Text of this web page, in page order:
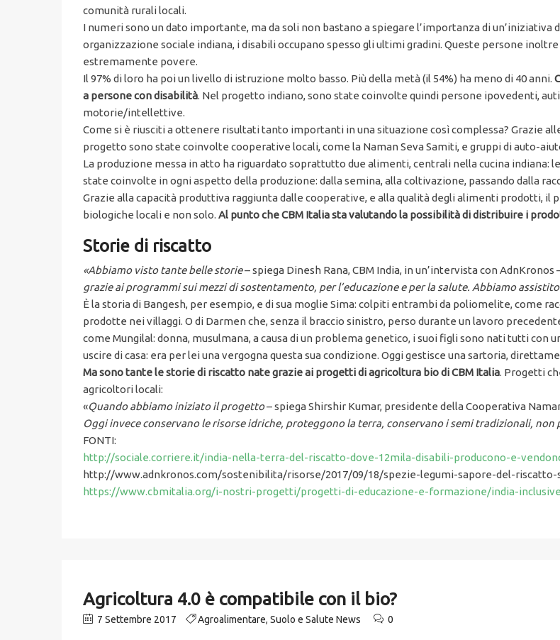
comunità rurali locali.
I numeri sono un dato importante, ma da soli non bastano a spiegare l’importanza di
organizzazione sociale indiana, i disabili occupano spesso gli ultimi gradini. Queste persone
estremamente povere.
Il 97% di loro ha poi un livello di istruzione molto basso. Più della metà (il 54%) ha meno di 40 anni.
a persone con disabilità. Nel progetto indiano, sono state coinvolte quindi persone ipovedenti,
motorie/intellettive.
Come si è riusciti a ottenere risultati tanto importanti in una situazione così complessa? Grazie
progetto sono state coinvolte cooperative locali, come la Naman Seva Samiti, e gruppi di auto-
La produzione messa in atto ha riguardato soprattutto due alimenti, centrali nella cucina indiana:
state coinvolte in ogni aspetto della produzione: dalla semina, alla coltivazione, passando dalla
Grazie alla capacità produttiva raggiunta dalle cooperative, e alla qualità degli alimenti prodotti,
biologiche locali e non solo. Al punto che CBM Italia sta valutando la possibilità di distribuire i
Storie di riscatto
«Abbiamo visto tante belle storie– spiega Dinesh Rana, CBM India, in un’intervista con AdnKronos
grazie ai programmi sui mezzi di sostentamento, per l’educazione e per la salute. Abbiamo
È la storia di Bangesh, per esempio, e di sua moglie Sima: colpiti entrambi da poliomelite, come
prodotte nei villaggi. O di Darmen che, senza il braccio sinistro, perso durante un lavoro
come Mungilal: donna, musulmana, a causa di un problema genetico, i suoi figli sono nati tutti con
uscire di casa: era per lei una vergogna questa sua condizione. Oggi gestisce una sartoria,
Ma sono tante le storie di riscatto nate grazie ai progetti di agricoltura bio di CBM Italia. Progetti
agricoltori locali:
«Quando abbiamo iniziato il progetto– spiega Shirshir Kumar, presidente della Cooperativa
Oggi invece conservano le risorse idriche, proteggono la terra, conservano i semi tradizionali,
FONTI:
http://sociale.corriere.it/india-nella-terra-del-riscatto-dove-12mila-disabili-producono-e-
http://www.adnkronos.com/sostenibilita/risorse/2017/09/18/spezie-legumi-sapore-del-riscatto-
https://www.cbmitalia.org/i-nostri-progetti/progetti-di-educazione-e-formazione/india-
Agricoltura 4.0 è compatibile con il bio?
7 Settembre 2017 Agroalimentare, Suolo e Salute News 0